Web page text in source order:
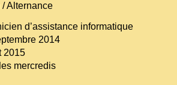
/ Alternance
d’assistance informatique
2014
2015
mercredis